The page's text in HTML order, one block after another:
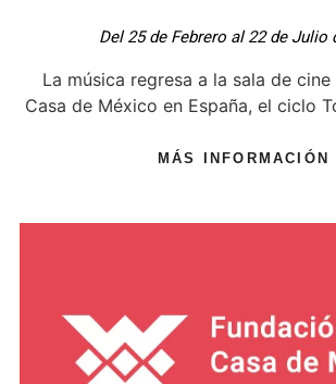
Del 25 de Febrero al 22 de Julio
La música regresa a la sala de
Casa de México en España, el ciclo
MÁS INFORMACIÓN